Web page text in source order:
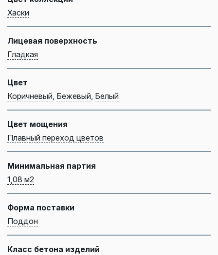
Хаски
Лицевая поверхность
Гладкая
Цвет
Коричневый Бежевый Белый
Цвет мощения
Плавный переход цветов
Минимальная партия
1,08 м2
Форма поставки
Поддон
Класс бетона изделий